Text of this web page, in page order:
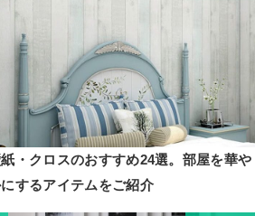
・クロスのおすすめ24選。部屋を華や
するアイテムをご紹介